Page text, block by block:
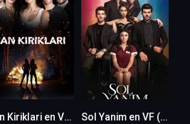
Can Kiriklari en VF (Voix Francaise) Sol Yanim en VF (Voix Francaise)